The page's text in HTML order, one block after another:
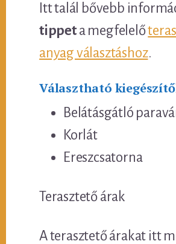
Itt talál bővebb
tippeta megfelelő
anyag választáshoz.
Választható
Belátásgátló
Korlát
Ereszcsatorna
Terasztető árak
A terasztető árakat itt